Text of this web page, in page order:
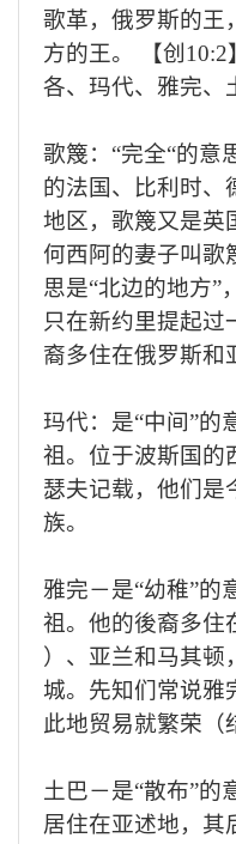
歌革，俄罗斯的王
方的王。 【创 10:2
各、玛代、雅完、
歌篾：“完全“的意
的法国、比利时、
地区，歌篾又是英
何西阿的妻子叫歌
思是“北边的地方”
只在新约里提起过
裔多住在俄罗斯和
玛代：是“中间”的
祖。位于波斯国的
瑟夫记载，他们是
族。
雅完－是“幼稚”的
祖。他的後裔多住
）、亚兰和马其顿
城。先知们常说雅
此地贸易就繁荣（
土巴－是“散布”的
居住在亚述地，其